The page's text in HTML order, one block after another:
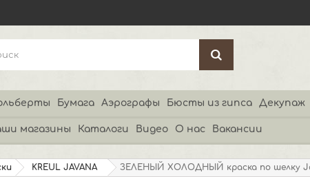
Бумага Аэрографы Бюсты из гипса Декупаж
магазины Каталоги Видео О нас Вакансии
KREUL JAVANA ЗЕЛЕНЫЙ ХОЛОДНЫЙ краска по шелку